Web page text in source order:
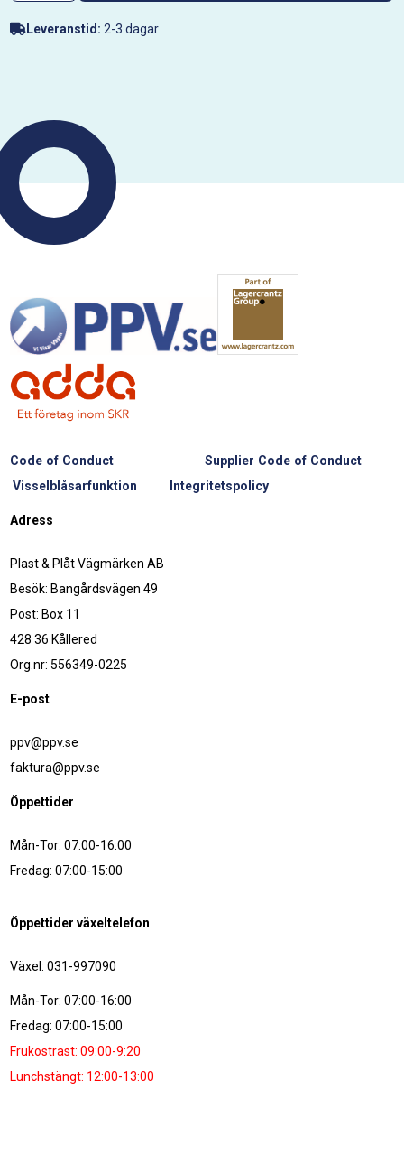
Leveranstid: 2-3 dagar
Code of Conduct
Supplier Code of Conduct
Visselblåsarfunktion
Integritetspolicy
Adress
Plast & Plåt Vägmärken AB
Besök: Bangårdsvägen 49
Post: Box 11
428 36 Kållered
Org.nr: 556349-0225
E-post
ppv@ppv.se
faktura@ppv.se
Öppettider
Mån-Tor: 07:00-16:00
Fredag: 07:00-15:00
Öppettider växeltelefon
Växel: 031-997090
Mån-Tor: 07:00-16:00
Fredag: 07:00-15:00
Frukostrast: 09:00-9:20
Lunchstängt: 12:00-13:00